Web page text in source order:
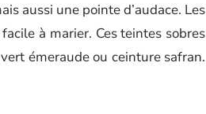
aussi une pointe d’audace. Les
à marier. Ces teintes sobres
émeraude ou ceinture safran.